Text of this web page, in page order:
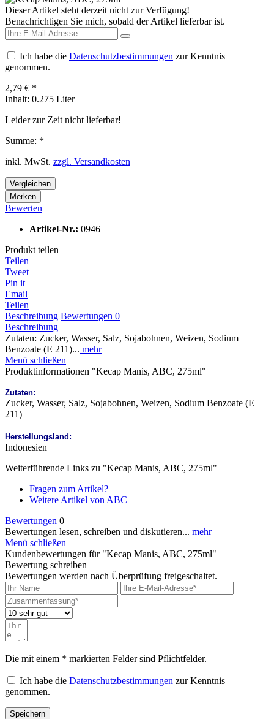
Dieser Artikel steht derzeit nicht zur Verfügung!
Benachrichtigen Sie mich, sobald der Artikel lieferbar ist.
Ich habe die Datenschutzbestimmungen zur Kenntnis
genommen.
2,79 € *
Inhalt: 0.275 Liter
Leider zur Zeit nicht lieferbar!
Summe: *
inkl. MwSt. zzgl. Versandkosten
Vergleichen
Merken
Bewerten
Artikel-Nr.: 0946
Produkt teilen
Teilen
Tweet
Pin it
Email
Teilen
Beschreibung Bewertungen 0
Beschreibung
Zutaten: Zucker, Wasser, Salz, Sojabohnen, Weizen, Sodium
Benzoate (E 211)... mehr
Menü schließen
Produktinformationen "Kecap Manis, ABC, 275ml"
Zutaten:
Zucker, Wasser, Salz, Sojabohnen, Weizen, Sodium Benzoate (E
211)
Herstellungsland:
Indonesien
Weiterführende Links zu "Kecap Manis, ABC, 275ml"
Fragen zum Artikel?
Weitere Artikel von ABC
Bewertungen 0
Bewertungen lesen, schreiben und diskutieren... mehr
Menü schließen
Kundenbewertungen für "Kecap Manis, ABC, 275ml"
Bewertung schreiben
Bewertungen werden nach Überprüfung freigeschaltet.
Die mit einem * markierten Felder sind Pflichtfelder.
Ich habe die Datenschutzbestimmungen zur Kenntnis
genommen.
Speichern